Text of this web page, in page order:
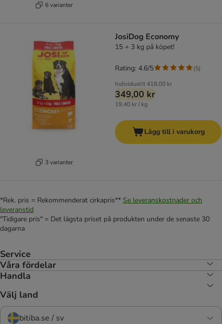
6 varianter
3 varianter
JosiDog Economy
15 + 3 kg på köpet!
Individuellt418,00 kr
349,00 kr
19,40 kr / kg
Rating: 4.6/5 (5)
Lägg till i varukorg
*Rek. pris = Rekommenderat cirkapris** Se leveranskostnader och
leveranstid
"Tidigare pris" = Det lägsta priset på produkten under de senaste 30
dagarna
Service
Våra fördelar
Handla
Välj land
bitiba.se / sv